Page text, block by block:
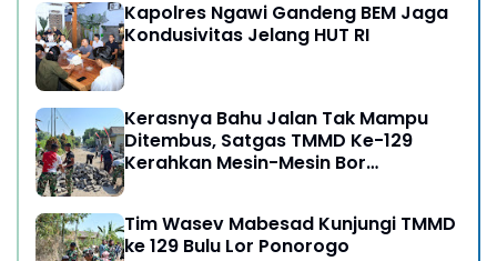
Kapolres Ngawi Gandeng BEM Jaga
Kondusivitas Jelang HUT RI
Kerasnya Bahu Jalan Tak Mampu
Ditembus, Satgas TMMD Ke-129
Kerahkan Mesin-Mesin Bor
Tim Wasev Mabesad Kunjungi TMMD
ke 129 Bulu Lor Ponorogo